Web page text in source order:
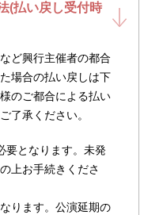
(払い戻し受付時
ど興行主催者の都合
場合の払い戻しは下
のご都合による払い
了承ください。
要となります。未発
上お手続きくださ
ります。公演延期の